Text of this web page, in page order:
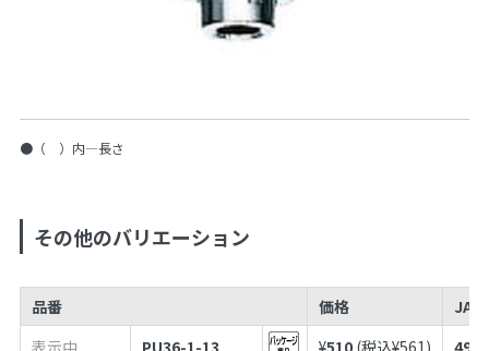
●（ ）内—長さ
その他のバリエーション
品番 価格
JAN
表示中
PU36-1-13 ¥510 (税込¥561)